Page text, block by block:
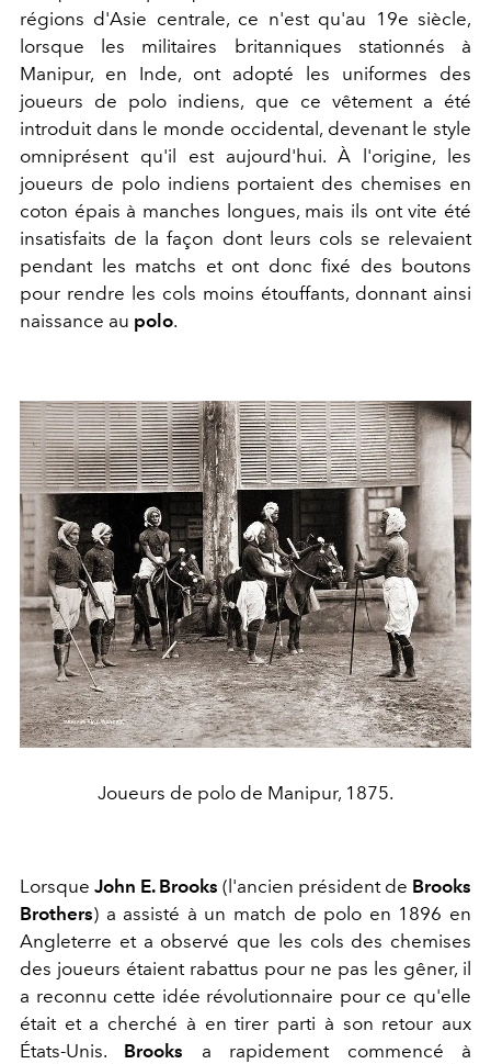
régions d'Asie centrale, ce n'est qu'au 19e siècle,
lorsque les militaires britanniques stationnés à
Manipur, en Inde, ont adopté les uniformes des
joueurs de polo indiens, que ce vêtement a été
introduit dans le monde occidental, devenant le style
omniprésent qu'il est aujourd'hui. À l'origine, les
joueurs de polo indiens portaient des chemises en
coton épais à manches longues, mais ils ont vite été
insatisfaits de la façon dont leurs cols se relevaient
pendant les matchs et ont donc fixé des boutons
pour rendre les cols moins étouffants, donnant ainsi
naissance au polo.
Joueurs de polo de Manipur, 1875.
Lorsque John E. Brooks (l'ancien président de Brooks
Brothers) a assisté à un match de polo en 1896 en
Angleterre et a observé que les cols des chemises
des joueurs étaient rabattus pour ne pas les gêner, il
a reconnu cette idée révolutionnaire pour ce qu'elle
était et a cherché à en tirer parti à son retour aux
États-Unis. Brooks a rapidement commencé à